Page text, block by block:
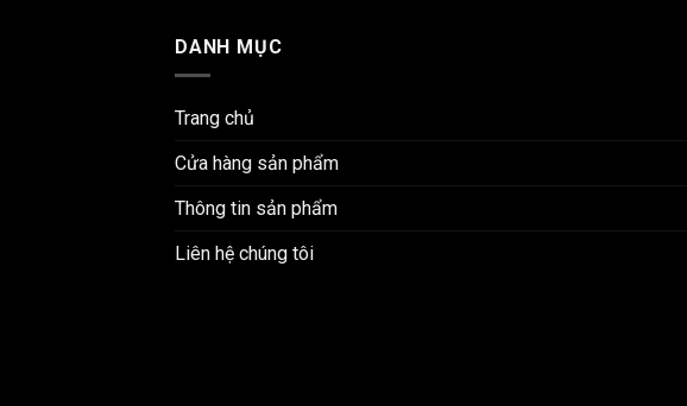
DANH MỤC
Trang chủ
Cửa hàng sản phẩm
Thông tin sản phẩm
Liên hệ chúng tôi